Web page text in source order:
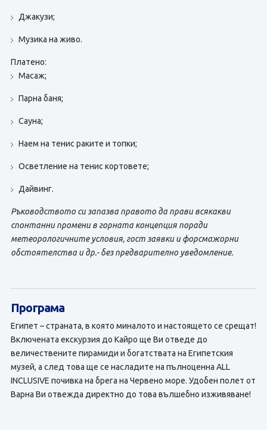
Джакузи;
Музика на живо.
Платено:
Масаж;
Парна баня;
Сауна;
Наем на тенис раките и топки;
Осветление на тенис кортовете;
Дайвинг.
Ръководството си запазва правото да прави всякакви
спонтанни промени в горната концепция поради
метеорологичните условия, гост заявки и форсмажорни
обстоятелства и др.- без предварително уведомление.
Програма
Египет – страната, в която миналото и настоящето се срещат!
Включената екскурзия до Кайро ще Ви отведе до
величествените пирамиди и богатствата на Египетския
музей, а след това ще се насладите на пълноценна ALL
INCLUSIVE почивка на брега на Червено море. Удобен полет от
Варна Ви отвежда директно до това вълшебно изживяване!